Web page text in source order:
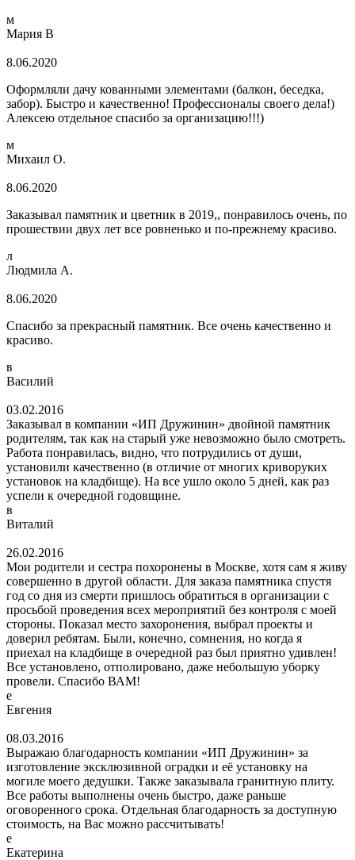
м
Мария В
8.06.2020
Оформляли дачу кованными элементами (балкон, беседка,
забор). Быстро и качественно! Профессионалы своего дела!)
Алексею отдельное спасибо за организацию!!!)
м
Михаил О.
8.06.2020
Заказывал памятник и цветник в 2019,, понравилось очень, по
прошествии двух лет все ровненько и по-прежнему красиво.
л
Людмила А.
8.06.2020
Спасибо за прекрасный памятник. Все очень качественно и
красиво.
в
Василий
03.02.2016
Заказывал в компании «ИП Дружинин» двойной памятник
родителям, так как на старый уже невозможно было смотреть.
Работа понравилась, видно, что потрудились от души,
установили качественно (в отличие от многих криворуких
установок на кладбище). На все ушло около 5 дней, как раз
успели к очередной годовщине.
в
Виталий
26.02.2016
Мои родители и сестра похоронены в Москве, хотя сам я живу
совершенно в другой области. Для заказа памятника спустя
год со дня из смерти пришлось обратиться в организации с
просьбой проведения всех мероприятий без контроля с моей
стороны. Показал место захоронения, выбрал проекты и
доверил ребятам. Были, конечно, сомнения, но когда я
приехал на кладбище в очередной раз был приятно удивлен!
Все установлено, отполировано, даже небольшую уборку
провели. Спасибо ВАМ!
е
Евгения
08.03.2016
Выражаю благодарность компании «ИП Дружинин» за
изготовление эксклюзивной оградки и её установку на
могиле моего дедушки. Также заказывала гранитную плиту.
Все работы выполнены очень быстро, даже раньше
оговоренного срока. Отдельная благодарность за доступную
стоимость, на Вас можно рассчитывать!
е
Екатерина